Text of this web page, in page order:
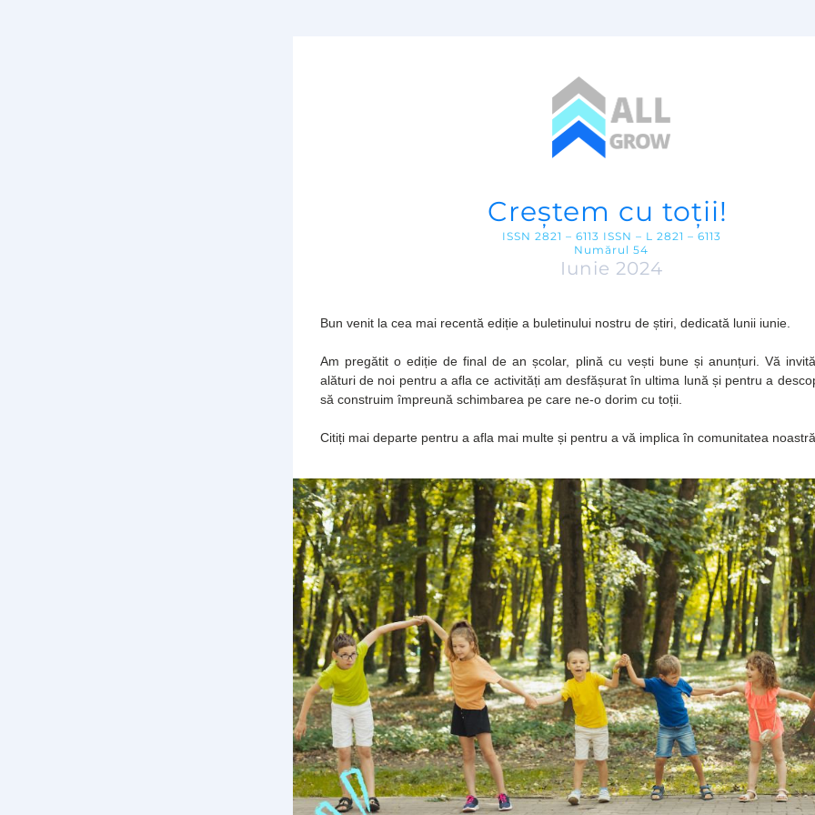
Creștem cu toții!
ISSN 2821 – 6113 ISSN – L 2821 – 6113
Numărul 54
Iunie 2024
Bun venit la cea mai recentă ediție a buletinului nostru de știri, dedicată lunii iunie.
Am pregătit o ediție de final de an școlar, plină cu vești bune și anunțuri. Vă
alături de noi pentru a afla ce activități am desfășurat în ultima lună și pentru a
să construim împreună schimbarea pe care ne-o dorim cu toții.
Citiți mai departe pentru a afla mai multe și pentru a vă implica în comunitatea